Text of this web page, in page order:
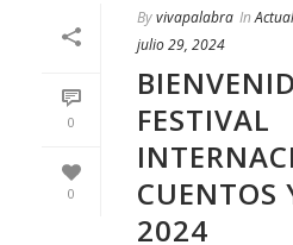
0
0
Byvivapalabra In
julio 29, 2024
FESTIVAL
CUENTOS
2024